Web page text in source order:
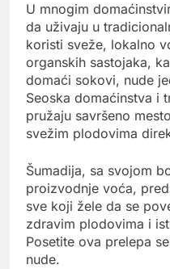
U mnogim
da uživaju u
koristi sveže, lokalno
organskih sastojaka,
domaći sokovi, nude
Seoska domaćinstva i
pružaju savršeno
svežim plodovima
Šumadija, sa svojom
proizvodnje voća,
sve koji žele da se
zdravim plodovima i
Posetite ova prelepa
nude.